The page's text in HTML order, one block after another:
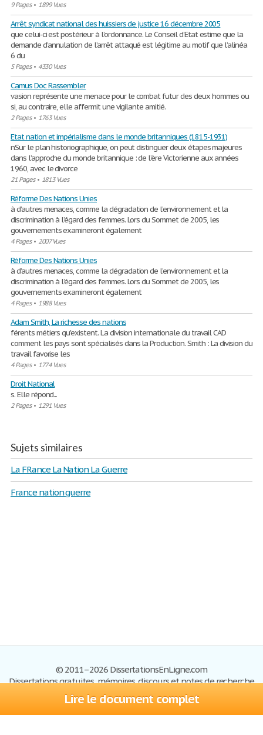
Lire le document complet
9 Pages• 1899 Vues
Arrêt syndicat national des huissiers de justice 16 décembre 2005
que celui-ci est postérieur à l’ordonnance. Le Conseil d’Etat estime que la
demande d’annulation de l’arrêt attaqué est légitime au motif que l’alinéa
6 du
5 Pages• 4330 Vues
Camus Doc Rassembler
vasion représente une menace pour le combat futur des deux hommes ou
si, au contraire, elle affermit une vigilante amitié.
2 Pages• 1763 Vues
Etat nation et impérialisme dans le monde britanniques (1815-1931)
nSur le plan historiographique, on peut distinguer deux étapes majeures
dans l’approche du monde britannique : de l’ère Victorienne aux années
1960, avec le divorce
21 Pages• 1813 Vues
Réforme Des Nations Unies
à d’autres menaces, comme la dégradation de l’environnement et la
discrimination à l’égard des femmes. Lors du Sommet de 2005, les
gouvernements examineront également
4 Pages• 2007 Vues
Réforme Des Nations Unies
à d’autres menaces, comme la dégradation de l’environnement et la
discrimination à l’égard des femmes. Lors du Sommet de 2005, les
gouvernements examineront également
4 Pages• 1988 Vues
Adam Smith, La richesse des nations
férents métiers qu'existent. La division internationale du travail CAD
comment les pays sont spécialisés dans la Production. Smith : La division du
travail favorise les
4 Pages• 1774 Vues
Droit National
s. Elle répond...
2 Pages• 1291 Vues
Sujets similaires
La FRance La Nation La Guerre
France nation guerre
© 2011–2026 DissertationsEnLigne.com
Dissertations gratuites, mémoires, discours et notes de recherche